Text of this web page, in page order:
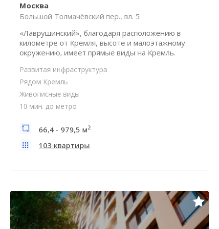
Москва
Большой Толмачёвский пер., вл. 5
«Лаврушинский», благодаря расположению в
километре от Кремля, высоте и малоэтажному
окружению, имеет прямые виды на Кремль.
Развитая инфраструктура
Рядом Кремль
Живописные виды
10 мин. до метро
66,4 - 979,5 м2
103 квартиры